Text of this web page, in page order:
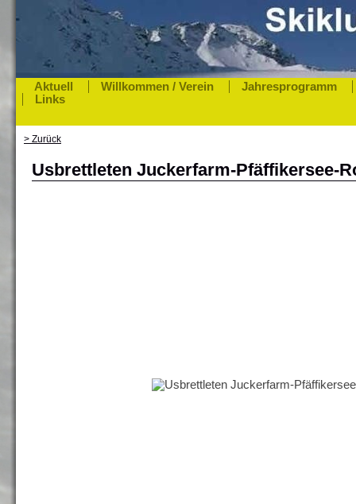
Aktuell Willkommen / Verein
Jahresprogramm
Links
> Zurück
Usbrettleten Juckerfarm-Pfäffikersee-